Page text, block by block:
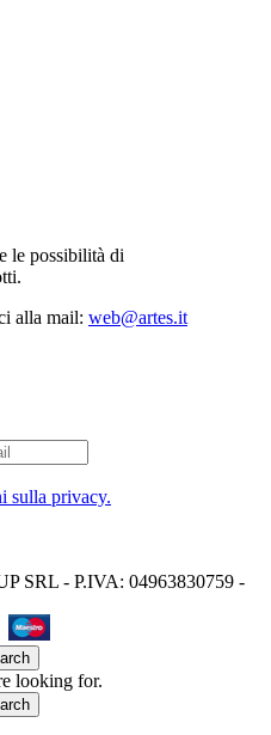
le possibilità di
alla mail: web@artes.it
sulla privacy.
SRL - P.IVA: 04963830759 -
looking for.